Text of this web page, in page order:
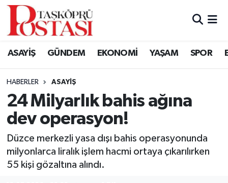
ASAYİŞ GÜNDEM EKONOMİ YAŞAM SPOR
HABERLER ASAYIŞ
24 Milyarlık bahis ağına
dev operasyon!
Düzce merkezli yasa dışı bahis operasyonunda
milyonlarca liralık işlem hacmi ortaya çıkarılırken
55 kişi gözaltına alındı.
Kastamonu Vefat Edenler
Araç Haberleri
Azdavay Haberleri
Bozkurt Haberleri